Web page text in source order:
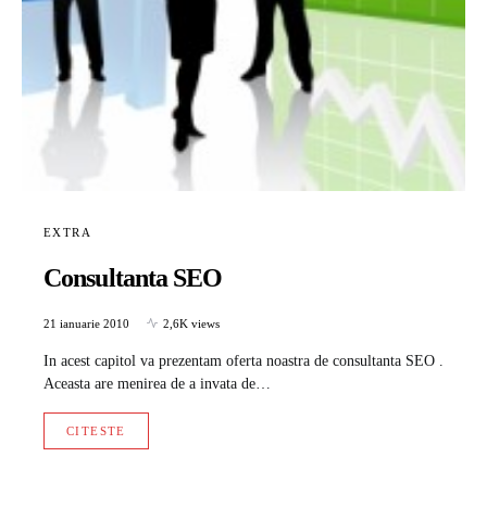
EXTRA
Consultanta SEO
21 ianuarie 2010 2,6K views
In acest capitol va prezentam oferta noastra de consultanta SEO .
Aceasta are menirea de a invata de…
CITESTE